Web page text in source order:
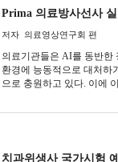
Prima 의료방사선사
저자 의료영상연구회 편
의료기관들은 AI를 동반한
환경에 능동적으로 대처하
으로 충원하고 있다. 이에
자, 새로 개편된 학습목표